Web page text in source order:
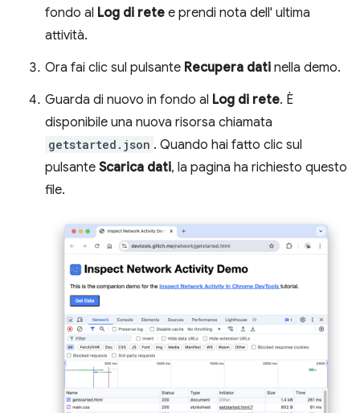
fondo al Log di rete e prendi nota dell' ultima
attività.
Ora fai clic sul pulsante Recupera dati nella demo.
Guarda di nuovo in fondo al Log di rete. È
disponibile una nuova risorsa chiamata
getstarted.json . Quando hai fatto clic sul
pulsante Scarica dati, la pagina ha richiesto questo
file.